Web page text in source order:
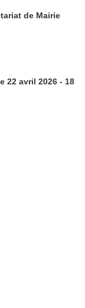
de Mairie
22 avril 2026 - 18